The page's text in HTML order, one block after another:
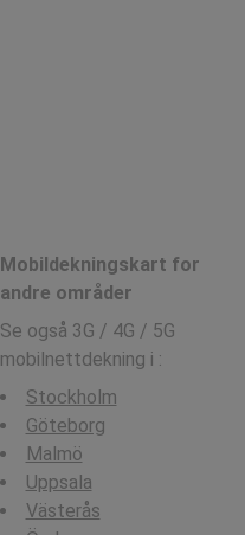
Mobildekningskart for
andre områder
Se også 3G / 4G / 5G
mobilnettdekning i :
Stockholm
Göteborg
Malmö
Uppsala
Västerås